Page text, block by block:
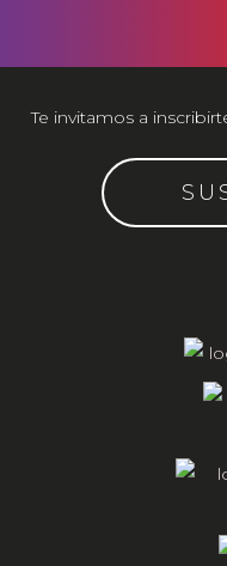
Te invitamos a